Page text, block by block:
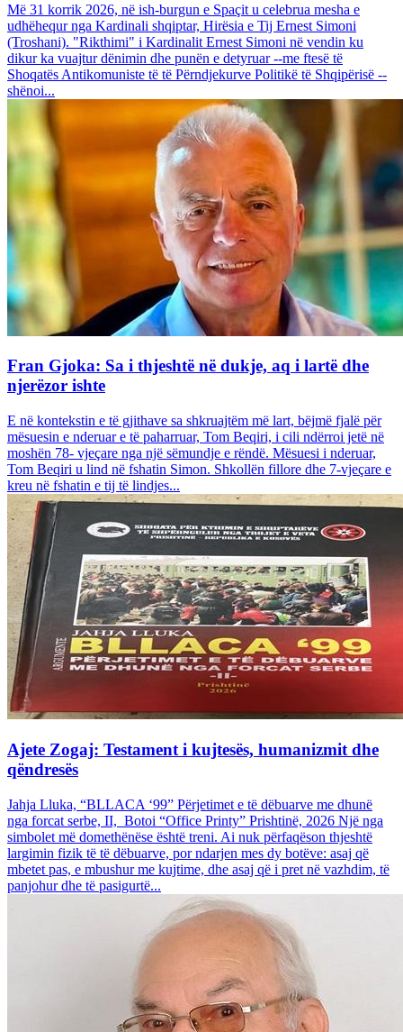
Më 31 korrik 2026, në ish-burgun e Spaçit u celebrua mesha e
udhëhequr nga Kardinali shqiptar, Hirësia e Tij Ernest Simoni
(Troshani). "Rikthimi" i Kardinalit Ernest Simoni në vendin ku
dikur ka vuajtur dënimin dhe punën e detyruar --me ftesë të
Shoqatës Antikomuniste të të Përndjekurve Politikë të Shqipërisë --
shënoi...
Fran Gjoka: Sa i thjeshtë në dukje, aq i lartë dhe
njerëzor ishte
E në kontekstin e të gjithave sa shkruajtëm më lart, bëjmë fjalë për
mësuesin e nderuar e të paharruar, Tom Beqiri, i cili ndërroi jetë në
moshën 78- vjeçare nga një sëmundje e rëndë. Mësuesi i nderuar,
Tom Beqiri u lind në fshatin Simon. Shkollën fillore dhe 7-vjeçare e
kreu në fshatin e tij të lindjes...
Ajete Zogaj: Testament i kujtesës, humanizmit dhe
qëndresës
Jahja Lluka, “BLLACA ‘99” Përjetimet e të dëbuarve me dhunë
nga forcat serbe, II, Botoi “Office Printy” Prishtinë, 2026 Një nga
simbolet më domethënëse është treni. Ai nuk përfaqëson thjeshtë
largimin fizik të të dëbuarve, por ndarjen mes dy botëve: asaj që
mbetet pas, e mbushur me kujtime, dhe asaj që i pret në vazhdim, të
panjohur dhe të pasigurtë...